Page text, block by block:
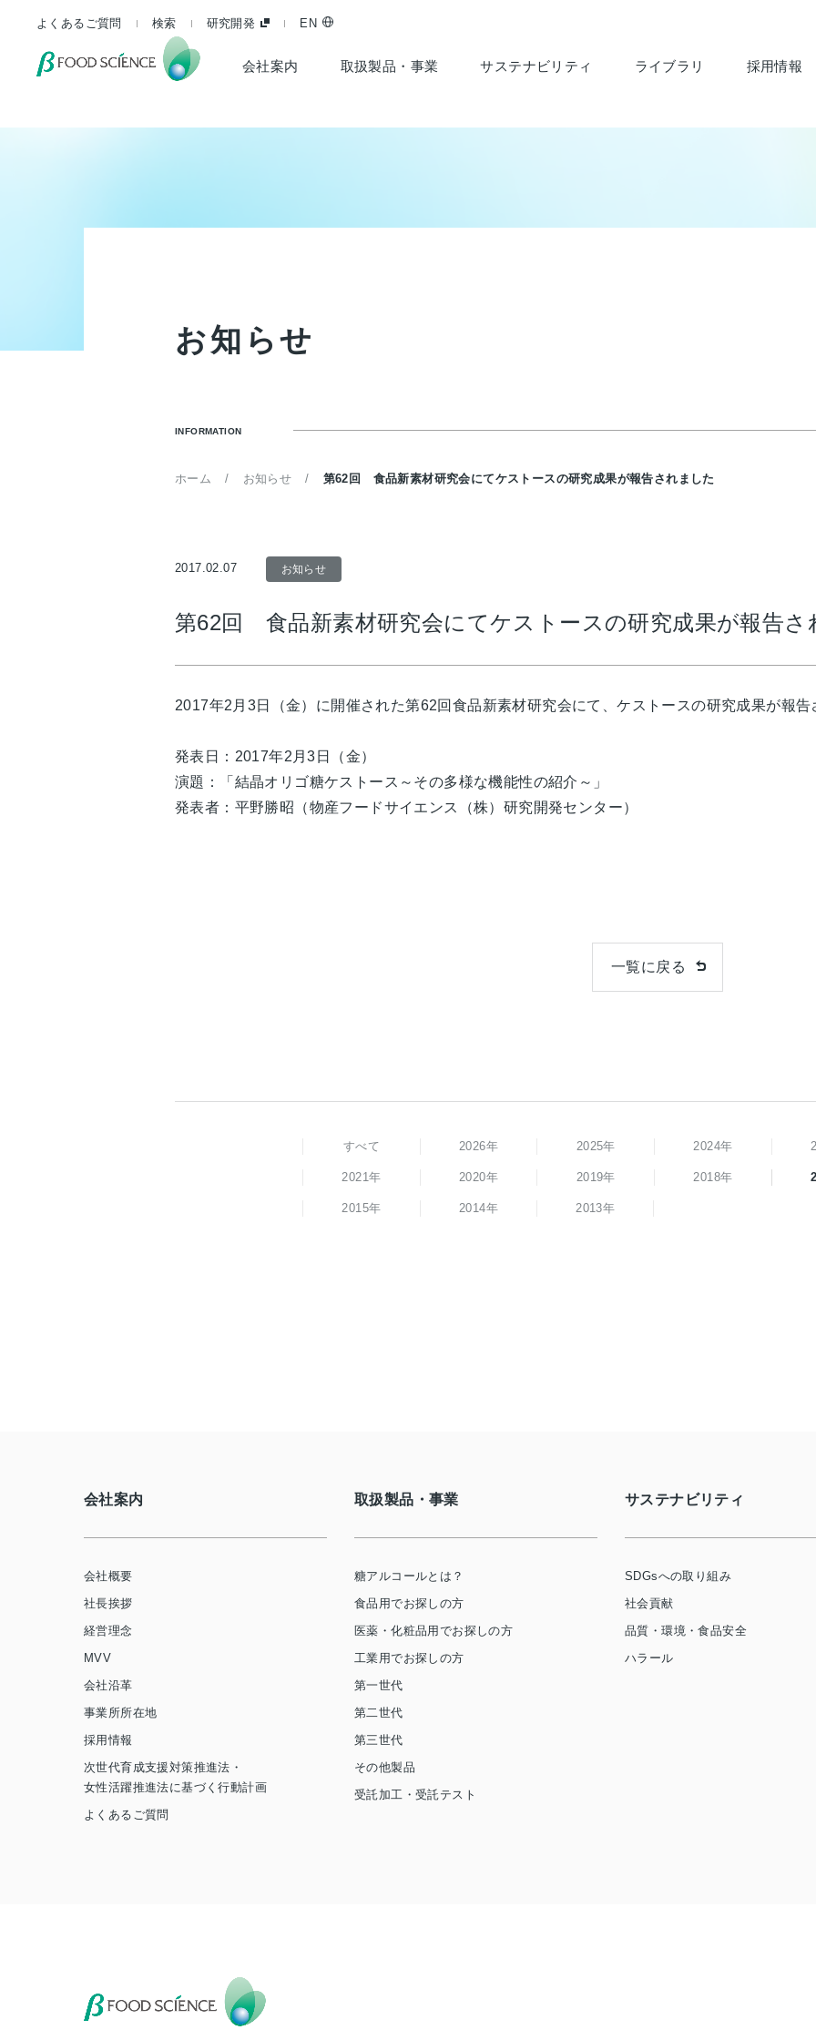
よくあるご質問 検索 研究開発 EN
会社案内 取扱製品・事業 サステナビリティ ライブラリ 採用情報
お知 ら せ
INFORMATION
ホーム お知らせ 第62回 食品新素材研究会にてケストースの研究成果が報告されました
2017.02.07 お知らせ
第62回 食品新素材研究会にてケストースの研究成果が報告さ
2017年2月3日（金）に開催された第62回食品新素材研究会にて、ケストースの研究成果が報告
発表日：2017年2月3日（金）
演題：「結晶オリゴ糖ケストース～その多様な機能性の紹介～」
発表者：平野勝昭（物産フードサイエンス（株）研究開発センター）
一覧に戻る
すべて 2026年 2025年 2024年
2021年 2020年 2019年 2018年
2015年 2014年 2013年
会社案内
会社概要
社長挨拶
経営理念
MVV
会社沿革
事業所所在地
採用情報
次世代育成支援対策推進法・
女性活躍推進法に基づく行動計画
よくあるご質問
取扱製品・事業
糖アルコールとは？
食品用でお探しの方
医薬・化粧品用でお探しの方
工業用でお探しの方
第一世代
第二世代
第三世代
その他製品
受託加工・受託テスト
サステナビリティ
SDGsへの取り組み
社会貢献
品質・環境・食品安全
ハラール